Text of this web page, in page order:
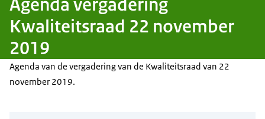
Kwaliteitsraad 22 november
2019
Agenda van de vergadering van de Kwaliteitsraad van 22
november 2019.